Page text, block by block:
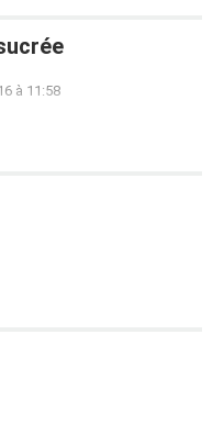
à 11:58